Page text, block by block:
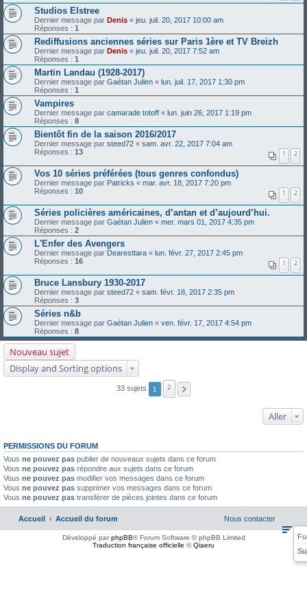
Studios Elstree
Dernier message par Denis « jeu. juil. 20, 2017 10:00 am
Réponses : 1
Rediffusions anciennes séries sur Paris 1ère et TV Breizh
Dernier message par Denis « jeu. juil. 20, 2017 7:52 am
Réponses : 1
Martin Landau (1928-2017)
Dernier message par Gaétan Julien « lun. juil. 17, 2017 1:30 pm
Réponses : 1
Vampires
Dernier message par camarade totoff « lun. juin 26, 2017 1:19 pm
Réponses : 8
Bientôt fin de la saison 2016/2017
Dernier message par steed72 « sam. avr. 22, 2017 7:04 am
Réponses : 13 1 2
Vos 10 séries préférées (tous genres confondus)
Dernier message par Patricks « mar. avr. 18, 2017 7:20 pm
Réponses : 10 1 2
Séries policières américaines, d’antan et d’aujourd’hui.
Dernier message par Gaétan Julien « mer. mars 01, 2017 4:35 pm
Réponses : 2
L'Enfer des Avengers
Dernier message par Dearesttara « lun. févr. 27, 2017 2:45 pm
Réponses : 16 1 2
Bruce Lansbury 1930-2017
Dernier message par steed72 « sam. févr. 18, 2017 2:35 pm
Réponses : 3
Séries n&b
Dernier message par Gaétan Julien « ven. févr. 17, 2017 4:54 pm
Réponses : 8
Nouveau sujet
Display and Sorting options
33 sujets 1 2
Aller
PERMISSIONS DU FORUM
Vous ne pouvez pas publier de nouveaux sujets dans ce forum
Vous ne pouvez pas répondre aux sujets dans ce forum
Vous ne pouvez pas modifier vos messages dans ce forum
Vous ne pouvez pas supprimer vos messages dans ce forum
Vous ne pouvez pas transférer de pièces jointes dans ce forum
Accueil Accueil du forum Nous contacter
Développé parphpBB® Forum Software © phpBB Limited
Traduction française officielle ©Qiaeru